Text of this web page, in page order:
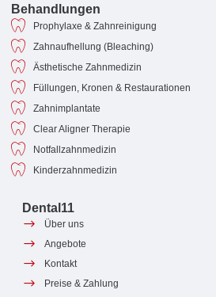
Behandlungen
Prophylaxe & Zahnreinigung
Zahnaufhellung (Bleaching)
Ästhetische Zahnmedizin
Füllungen, Kronen & Restaurationen
Zahnimplantate
Clear Aligner Therapie
Notfallzahnmedizin
Kinderzahnmedizin
Dental11
Über uns
Angebote
Kontakt
Preise & Zahlung